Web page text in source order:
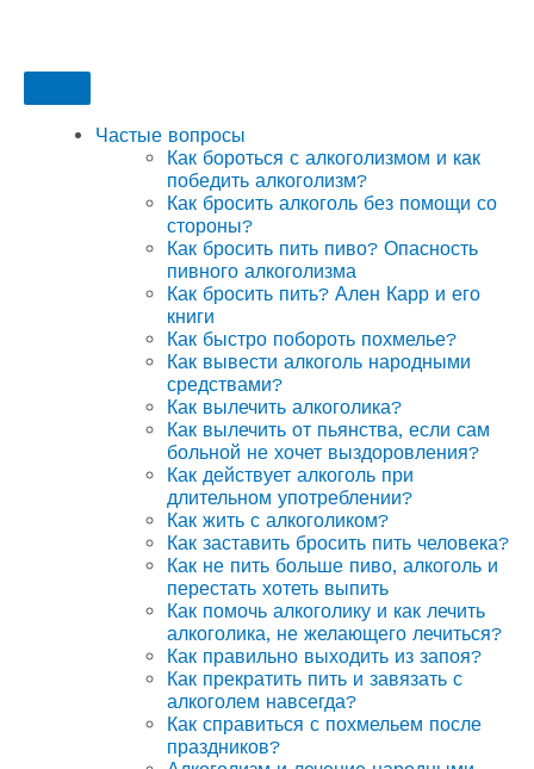
Частые вопросы
Как бороться с алкоголизмом и как
победить алкоголизм?
Как бросить алкоголь без помощи со
стороны?
Как бросить пить пиво? Опасность
пивного алкоголизма
Как бросить пить? Ален Карр и его
книги
Как быстро побороть похмелье?
Как вывести алкоголь народными
средствами?
Как вылечить алкоголика?
Как вылечить от пьянства, если сам
больной не хочет выздоровления?
Как действует алкоголь при
длительном употреблении?
Как жить с алкоголиком?
Как заставить бросить пить человека?
Как не пить больше пиво, алкоголь и
перестать хотеть выпить
Как помочь алкоголику и как лечить
алкоголика, не желающего лечиться?
Как правильно выходить из запоя?
Как прекратить пить и завязать с
алкоголем навсегда?
Как справиться с похмельем после
праздников?